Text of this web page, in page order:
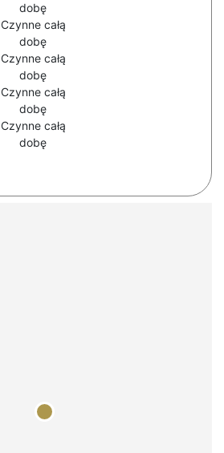
dobę
Czynne całą
dobę
Czynne całą
dobę
Czynne całą
dobę
Czynne całą
dobę